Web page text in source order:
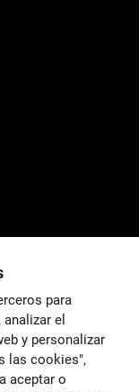
para
el
y personalizar
las cookies",
aceptar o